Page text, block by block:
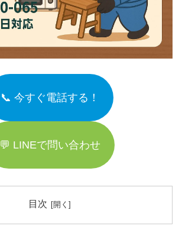
📞 今すぐ電話する！
💬 LINEで問い合わせ
目次